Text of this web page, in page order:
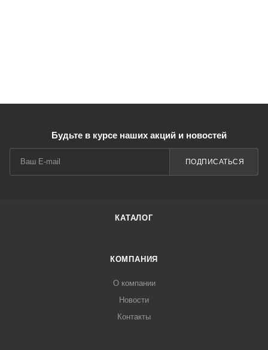
Будьте в курсе наших акций и новостей
ПОДПИСАТЬСЯ
КАТАЛОГ
КОМПАНИЯ
О компании
Новости
Контакты